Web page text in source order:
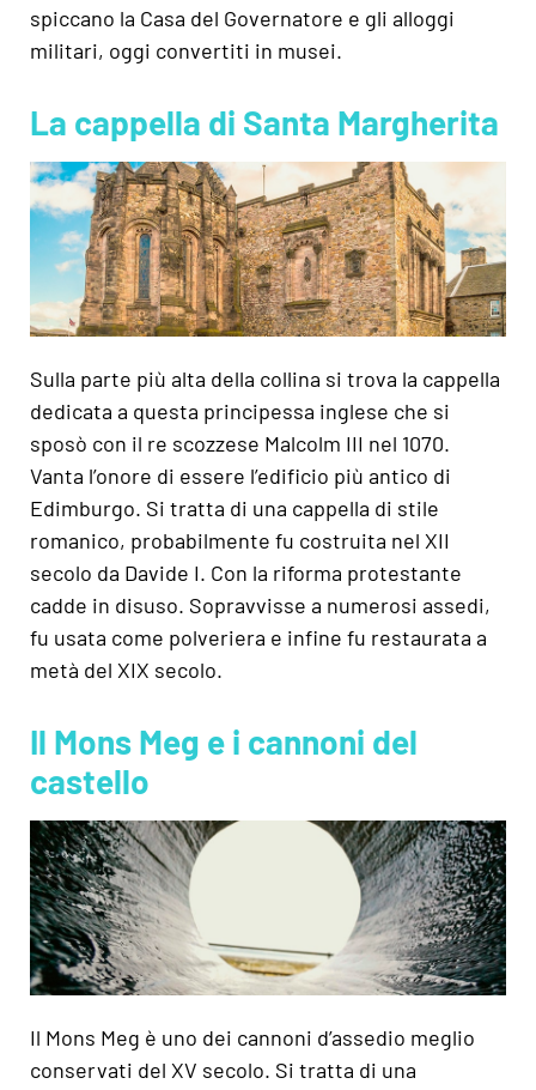
spiccano la Casa del Governatore e gli alloggi
militari, oggi convertiti in musei.
La cappella di Santa Margherita
Sulla parte più alta della collina si trova la cappella
dedicata a questa principessa inglese che si
sposò con il re scozzese Malcolm III nel 1070.
Vanta l’onore di essere l’edificio più antico di
Edimburgo. Si tratta di una cappella di stile
romanico, probabilmente fu costruita nel XII
secolo da Davide I. Con la riforma protestante
cadde in disuso. Sopravvisse a numerosi assedi,
fu usata come polveriera e infine fu restaurata a
metà del XIX secolo.
Il Mons Meg e i cannoni del
castello
Il Mons Meg è uno dei cannoni d’assedio meglio
conservati del XV secolo. Si tratta di una